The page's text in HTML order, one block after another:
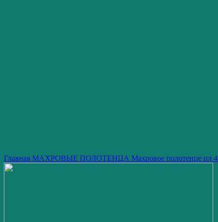
Главная МАХРОВЫЕ ПОЛОТЕНЦА Махровое полотенце пл